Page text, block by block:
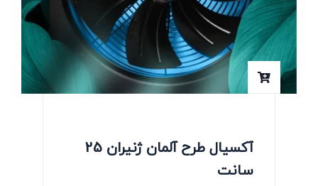
آکسیال طرح آلمان ژنیران 25
سانت